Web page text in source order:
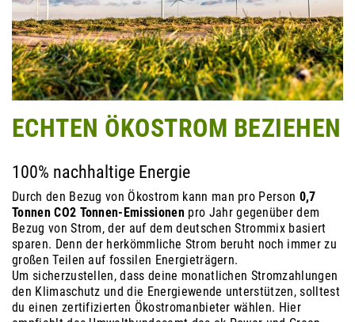
ECHTEN ÖKOSTROM BEZIEHEN
100% nachhaltige Energie
Durch den Bezug von Ökostrom kann man pro Person 0,7
Tonnen CO2 Tonnen-Emissionenpro Jahr gegenüber dem
Bezug von Strom, der auf dem deutschen Strommix basiert
sparen. Denn der herkömmliche Strom beruht noch immer zu
großen Teilen auf fossilen Energieträgern.
Um sicherzustellen, dass deine monatlichen Stromzahlungen
den Klimaschutz und die Energiewende unterstützen, solltest
du einen zertifizierten Ökostromanbieter wählen. Hier